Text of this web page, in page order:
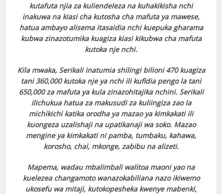
kutafuta njia za kuliendeleza na kuhakikisha nchi
inakuwa na kiasi cha kutosha cha mafuta ya mawese,
hatua ambayo alisema itasaidia nchi kuepuka gharama
kubwa zinazotumika kuagiza kiasi kikubwa cha mafuta
kutoka nje nchi.
Kila mwaka, Serikali inatumia shilingi bilioni 470 kuagiza
tani 360,000 kutoka nje ya nchi ili kufidia pengo la tani
650,000 za mafuta ya kula zinazohitajika nchini. Serikali
ilichukua hatua za makusudi za kuliingiza zao la
michikichi katika orodha ya mazao ya kimkakati ili
kuongeza uzalishaji na upatikanaji wa soko. Mazao
mengine ya kimkakati ni pamba, tumbaku, kahawa,
korosho, chai, mkonge, zabibu na alizeti.
Mapema, wadau mbalimbali walitoa maoni yao na
kuelezea changamoto wanazokabiliana nazo ikiwemo
ukosefu wa mitaji, kutokopesheka kwenye mabenki,